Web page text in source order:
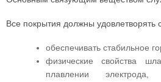
Все покрытия должны
обеспечивать стабильное
физические свойства
плавлении электрода,